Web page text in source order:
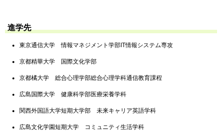
進学先
東京通信大学 情報マネジメント学部IT情報システム専攻
京都精華大学 国際文化学部
京都橘大学 総合心理学部総合心理学科通信教育課程
広島国際大学 健康科学部医療栄養学科
関西外国語大学短期大学部 未来キャリア英語学科
広島文化学園短期大学 コミュニティ生活学科